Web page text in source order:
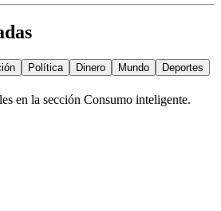
Política Dinero Mundo
Deportes
en la sección Consumo inteligente.